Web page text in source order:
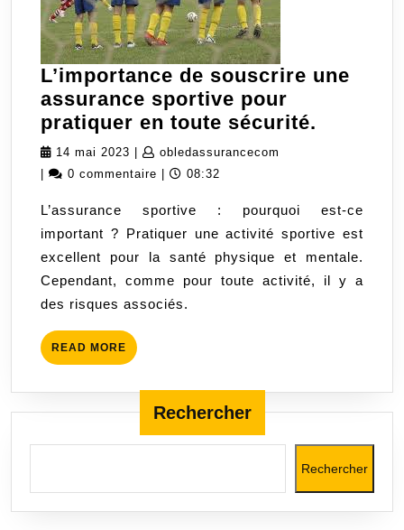
L’importance de souscrire une
assurance sportive pour
pratiquer en toute sécurité.
sportive
pour
14 mai 2023 14
mai
obledassurancecom
0 commentaire 08:32
L’assurance sportive : pourquoi est-ce
important ? Pratiquer une activité sportive est
excellent pour la santé physique et mentale.
Cependant, comme pour toute activité, il y a
des risques associés.
READ MORE READ
MORE
Rechercher
Rechercher